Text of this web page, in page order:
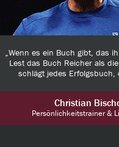
„Wenn es ein Buch gibt, das
Lest das Buch Reicher als
schlägt jedes Erfolgsbuch,
Christian
Persönlichkeitstrainer &